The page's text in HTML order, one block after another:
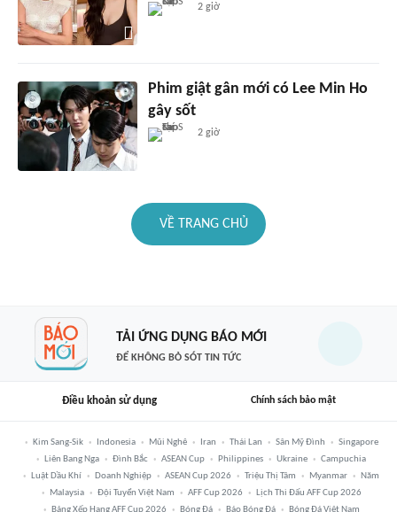
2 giờ
Phim giật gân mới có Lee Min Ho
gây sốt
2 giờ
VỀ TRANG CHỦ
TẢI ỨNG DỤNG BÁO MỚI
ĐỂ KHÔNG BỎ SÓT TIN TỨC
Điều khoản sử dụng Chính sách bảo mật
Kim Sang-Sik Indonesia Mũi Nghê Iran Thái Lan Sân Mỹ Đình
Singapore
Liên Bang Nga
Đình Bắc ASEAN Cup Philippines Ukraine
Campuchia
Luật Dầu Khí
Doanh Nghiệp ASEAN Cup 2026 Triệu Thị Tâm Myanmar
Năm
Malaysia
Đội Tuyển Việt Nam AFF Cup 2026
Lịch Thi Đấu AFF Cup 2026
Bảng Xếp Hạng AFF Cup 2026
Bóng Đá Báo Bóng Đá Bóng Đá Việt Nam